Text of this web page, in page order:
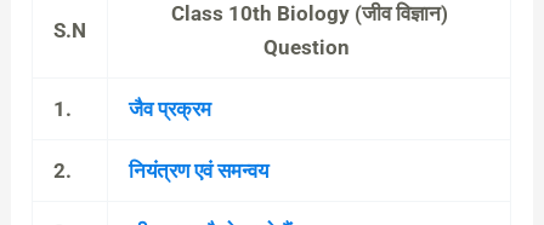
S.N
Class 10th Biology (जीव विज्ञान)
Question
1. जैव प्रक्रम
2. नियंत्रण एवं समन्वय